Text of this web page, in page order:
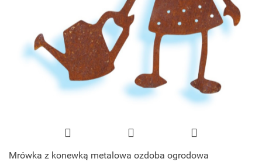
Mrówka z konewką metalowa ozdoba ogrodowa